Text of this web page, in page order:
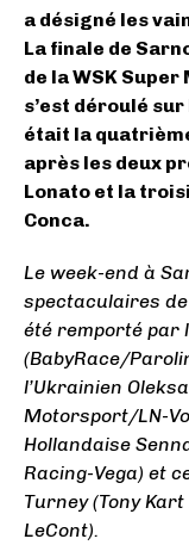
a désigné les
La finale de
de la WSK
s’est déroulé
était la
après les deux
Lonato et la
Conca.
Le week-end à
spectaculaires
été remporté par
(BabyRace/
l’Ukrainien
Motorsport/LN-
Hollandaise
Racing-Vega) et
Turney (Tony
LeCont).